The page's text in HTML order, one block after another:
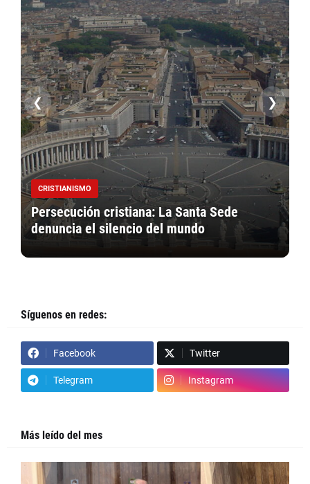
CRISTIANISMO
Persecución cristiana: La Santa Sede
denuncia el silencio del mundo
❮ ❯
Síguenos en redes:
Facebook Twitter
Telegram Instagram
Más leído del mes